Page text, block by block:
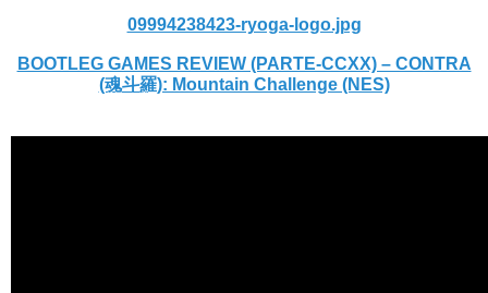
09994238423-ryoga-logo.jpg
BOOTLEG GAMES REVIEW (PARTE-CCXX) – CONTRA
(魂斗羅): Mountain Challenge (NES)